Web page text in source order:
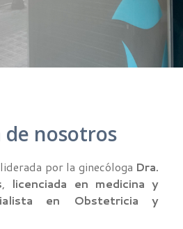
de nosotros
por la ginecóloga Dra.
, licenciada en medicina y
en Obstetricia y